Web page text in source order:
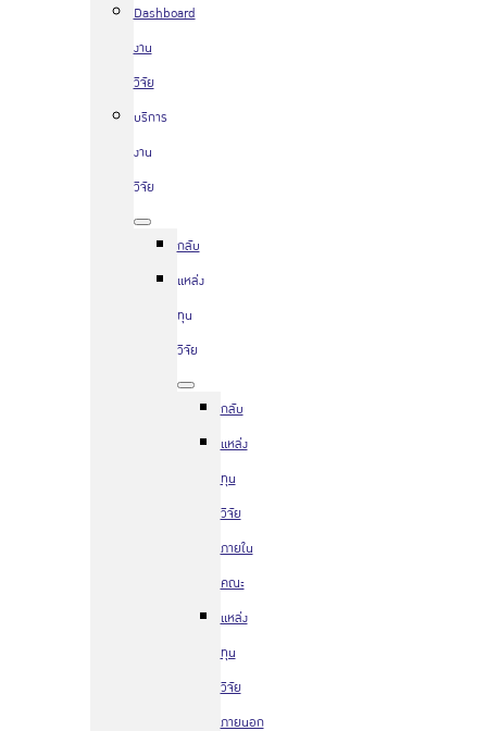
Dashboard
งาน
วิจัย
บริการ
งาน
วิจัย
กลับ
แหล่ง
ทุน
วิจัย
กลับ
แหล่ง
ทุน
วิจัย
ภายใน
คณะ
แหล่ง
ทุน
วิจัย
ภายนอก